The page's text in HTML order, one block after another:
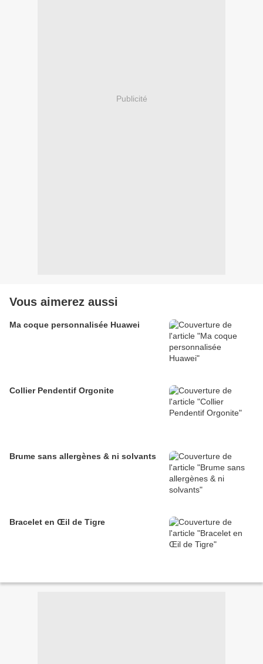
Publicité
Vous aimerez aussi
Ma coque personnalisée Huawei
Collier Pendentif Orgonite
Brume sans allergènes & ni solvants
Bracelet en Œil de Tigre